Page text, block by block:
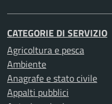
CATEGORIE DI SERVIZIO
Agricoltura e pesca
Ambiente
Anagrafe e stato civile
Appalti pubblici